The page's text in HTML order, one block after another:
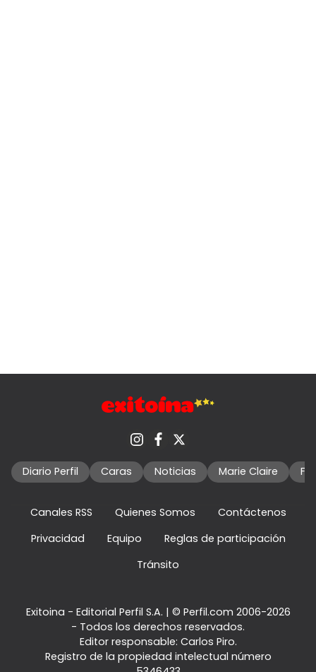
Diario Perfil Caras Noticias Marie Claire
Canales RSS Quienes Somos
Contáctenos
Privacidad
Equipo
Reglas de participación
Tránsito
Exitoina - Editorial Perfil S.A. | © Perfil.com 2006-2026
- Todos los derechos reservados.
Editor responsable: Carlos Piro.
Registro de la propiedad intelectual número